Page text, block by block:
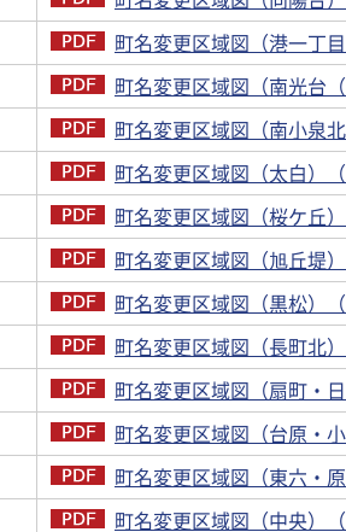
町名変更区域図（港一丁
町名変更区域図（南光台
町名変更区域図（南小泉
町名変更区域図（太白）（
町名変更区域図（桜ケ丘）
町名変更区域図（旭丘堤）
町名変更区域図（黒松）（
町名変更区域図（長町北）
町名変更区域図（扇町・
町名変更区域図（台原・
町名変更区域図（東六・
町名変更区域図（中央）（